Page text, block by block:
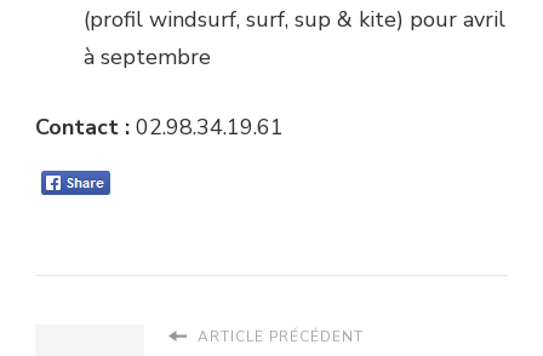
(profil windsurf, surf, sup & kite) pour avril
à septembre
Contact : 02.98.34.19.61
ARTICLE PRÉCÉDENT